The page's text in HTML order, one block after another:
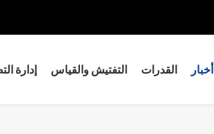
إدارة التفتيش والقياس القدرات أخبار